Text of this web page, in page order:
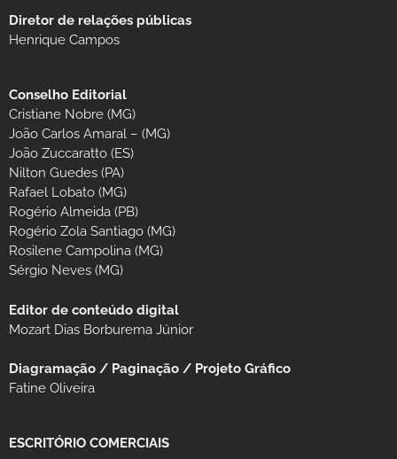
Diretor de relações públicas
Henrique Campos
Conselho Editorial
Cristiane Nobre (MG)
João Carlos Amaral – (MG)
João Zuccaratto (ES)
Nilton Guedes (PA)
Rafael Lobato (MG)
Rogério Almeida (PB)
Rogério Zola Santiago (MG)
Rosilene Campolina (MG)
Sérgio Neves (MG)
Editor de conteúdo digital
Mozart Dias Borburema Júnior
Diagramação / Paginação / Projeto Gráfico
Fatine Oliveira
ESCRITÓRIO COMERCIAIS